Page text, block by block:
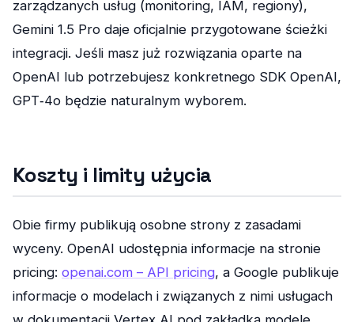
zarządzanych usług (monitoring, IAM, regiony),
Gemini 1.5 Pro daje oficjalnie przygotowane ścieżki
integracji. Jeśli masz już rozwiązania oparte na
OpenAI lub potrzebujesz konkretnego SDK OpenAI,
GPT‑4o będzie naturalnym wyborem.
Koszty i limity użycia
Obie firmy publikują osobne strony z zasadami
wyceny. OpenAI udostępnia informacje na stronie
pricing: openai.com – API pricing, a Google publikuje
informacje o modelach i związanych z nimi usługach